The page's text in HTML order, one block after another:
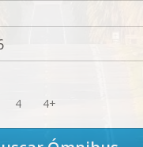
4 4+